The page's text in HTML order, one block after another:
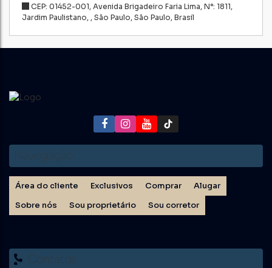
CEP: 01452-001, Avenida Brigadeiro Faria Lima, N°: 1811,
Jardim Paulistano , São Paulo, São Paulo, Brasil
Navegação
Área do cliente Exclusivos Comprar
Alugar
Sobre nós
Sou proprietário Sou corretor
Contatos